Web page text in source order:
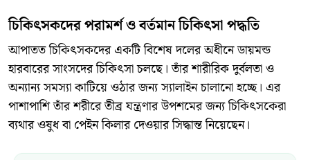
​চিকিৎসকদের পরামর্শ ও বর্তমান চিকিৎসা পদ্ধতি
​আপাতত চিকিৎসকদের একটি বিশেষ দলের অধীনে ডায়মন্ড
হারবারের সাংসদের চিকিৎসা চলছে। তাঁর শারীরিক দুর্বলতা ও
অন্যান্য সমস্যা কাটিয়ে ওঠার জন্য স্যালাইন চালানো হচ্ছে। এর
পাশাপাশি তাঁর শরীরে তীব্র যন্ত্রণার উপশমের জন্য চিকিৎসকেরা
ব্যথার ওষুধ বা পেইন কিলার দেওয়ার সিদ্ধান্ত নিয়েছেন।